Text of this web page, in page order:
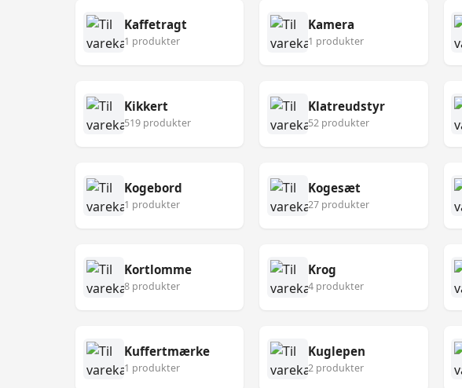
Kaffetragt
1 produkter
Kamera
1 produkter
Kikkert
519 produkter
Klatreudstyr
52 produkter
Kogebord
1 produkter
Kogesæt
27 produkter
Kortlomme
8 produkter
Krog
4 produkter
Kuffertmærke
1 produkter
Kuglepen
2 produkter